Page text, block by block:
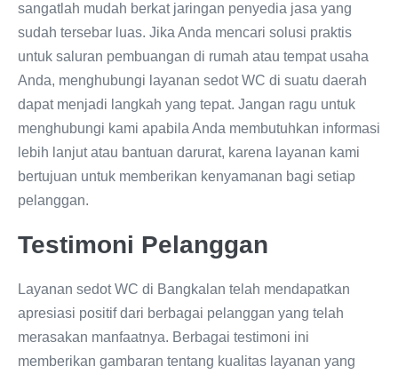
sangatlah mudah berkat jaringan penyedia jasa yang
sudah tersebar luas. Jika Anda mencari solusi praktis
untuk saluran pembuangan di rumah atau tempat usaha
Anda, menghubungi layanan sedot WC di suatu daerah
dapat menjadi langkah yang tepat. Jangan ragu untuk
menghubungi kami apabila Anda membutuhkan informasi
lebih lanjut atau bantuan darurat, karena layanan kami
bertujuan untuk memberikan kenyamanan bagi setiap
pelanggan.
Testimoni Pelanggan
Layanan sedot WC di Bangkalan telah mendapatkan
apresiasi positif dari berbagai pelanggan yang telah
merasakan manfaatnya. Berbagai testimoni ini
memberikan gambaran tentang kualitas layanan yang